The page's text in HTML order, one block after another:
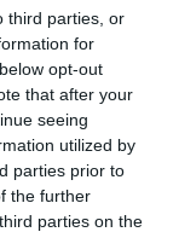
third parties, or
for
opt-out
that after your
seeing
utilized by
parties prior to
the further
parties on the
vseh
protizračne
daje